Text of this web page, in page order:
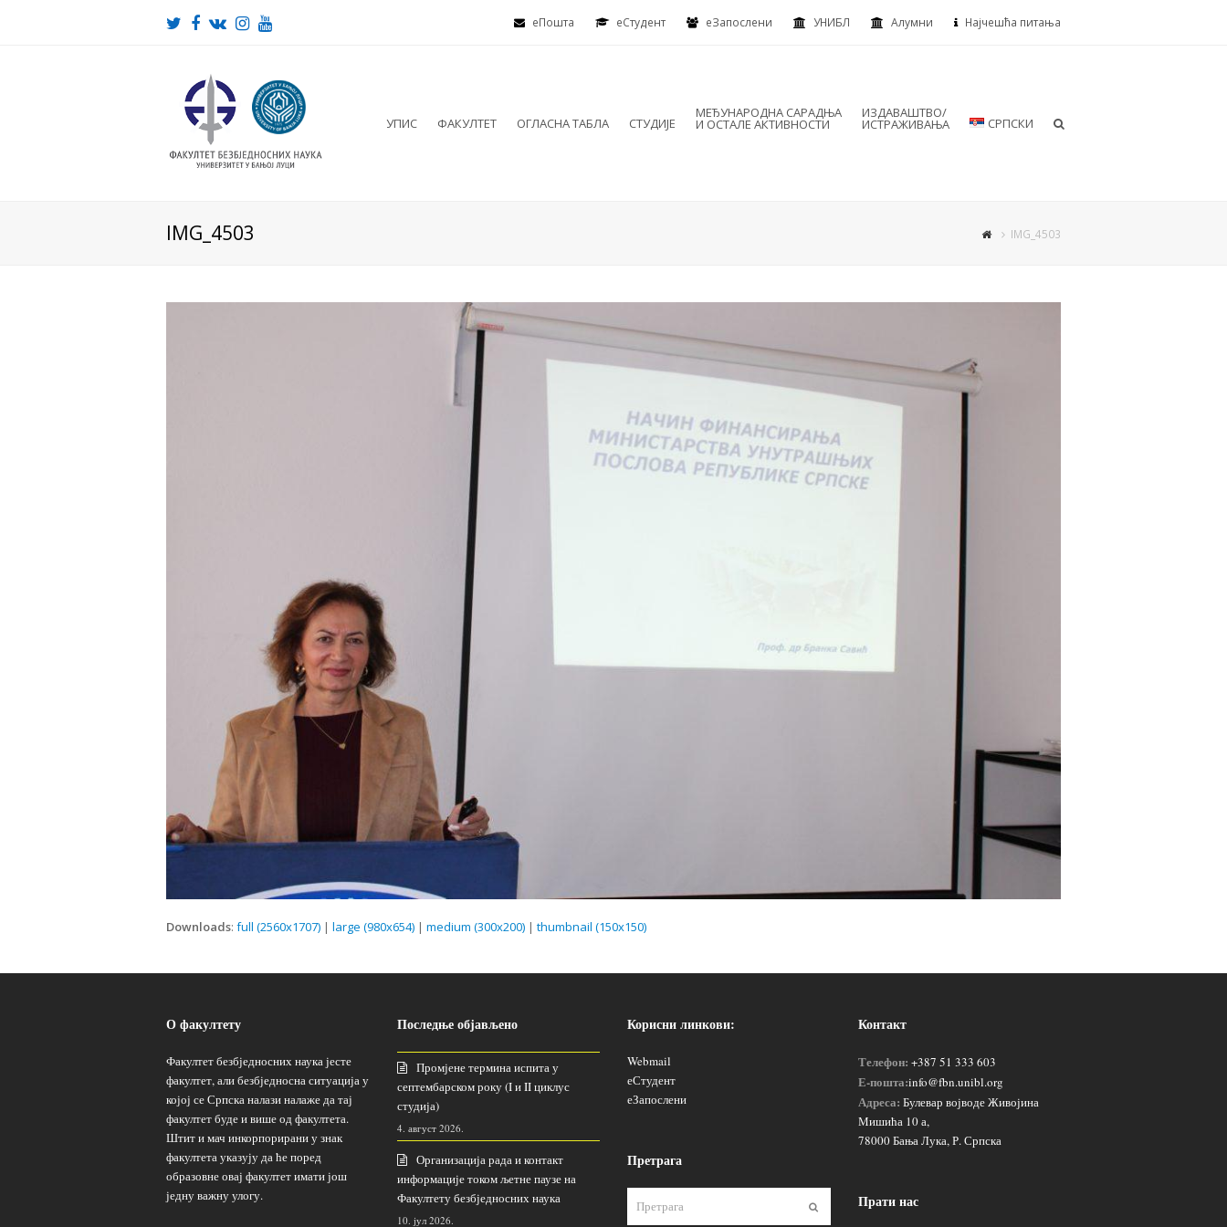
еПошта eСтудент еЗапослени УНИБЛ Алумни Најчешћа питања
Twitter
Facebook
VKInstagram
Youtube
УПИС ФАКУЛТЕТ ОГЛАСНА ТАБЛА СТУДИЈЕ
МЕЂУНАРОДНА САРАДЊА
И ОСТАЛЕ АКТИВНОСТИ
ИЗДАВАШТВО/
ИСТРАЖИВАЊА СРПСКИ
IMG_4503 IMG_4503
Downloads: full (2560x1707) | large (980x654) | medium (300x200) | thumbnail (150x150)
О факултету
Факултет безбједносних наука јесте
факултет, али безбједносна ситуација у
којој се Српска налази налаже да тај
факултет буде и више од факултета.
Штит и мач инкорпорирани у знак
факултета указују да ће поред
образовне овај факултет имати још
једну важну улогу.
Последње објављено
Промјене термина испита у
септембарском року (I и II циклус
студија)
4. август 2026.
Организација рада и контакт
информације током љетне паузе на
Факултету безбједносних наука
10. јул 2026.
Корисни линкови:
Webmail
еСтудент
еЗапослени
Претрага
Пошаљи
Контакт
Телефон: +387 51 333 603
Е-пошта:info@fbn.unibl.org
Адреса: Булевар војводе Живојина
Мишића 10 а,
78000 Бања Лука, Р. Српска
Прати нас